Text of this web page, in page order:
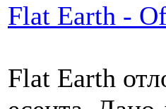
Flat Earth -
Flat Earth